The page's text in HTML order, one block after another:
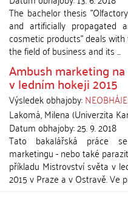
The bachelor thesis
and artificially
cosmetic products" deals
the field of business and its ...
Ambush marketing
v ledním hokeji 2015
Výsledek obhajoby:
Lakomá, Milena(Univerzita
Datum obhajoby:25. 9. 2018
Tato bakalářská práce
marketingu - nebo také
příkladu Mistrovství světa v
2015 v Praze a v Ostravě. Ve